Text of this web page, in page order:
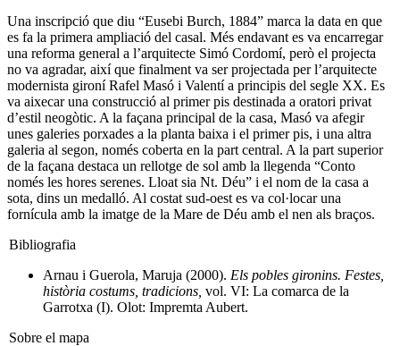
Una inscripció que diu “Eusebi Burch, 1884” marca la data en que
es fa la primera ampliació del casal. Més endavant es va encarregar
una reforma general a l’arquitecte Simó Cordomí, però el projecta
no va agradar, així que finalment va ser projectada per l’arquitecte
modernista gironí Rafel Masó i Valentí a principis del segle XX. Es
va aixecar una construcció al primer pis destinada a oratori privat
d’estil neogòtic. A la façana principal de la casa, Masó va afegir
unes galeries porxades a la planta baixa i el primer pis, i una altra
galeria al segon, només coberta en la part central. A la part superior
de la façana destaca un rellotge de sol amb la llegenda “Conto
només les hores serenes. Lloat sia Nt. Déu” i el nom de la casa a
sota, dins un medalló. Al costat sud-oest es va col·locar una
fornícula amb la imatge de la Mare de Déu amb el nen als braços.
Bibliografia
Arnau i Guerola, Maruja (2000). Els pobles gironins. Festes,
història costums, tradicions, vol. VI: La comarca de la
Garrotxa (I). Olot: Impremta Aubert.
Sobre el mapa